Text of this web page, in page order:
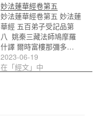
妙法蓮華經卷第五
妙法蓮華經卷第五 妙法蓮
華經 五百弟子受記品第
八 姚秦三藏法師鳩摩羅
什譯 爾時富樓那彌多…
2023-06-19
在「經文」中